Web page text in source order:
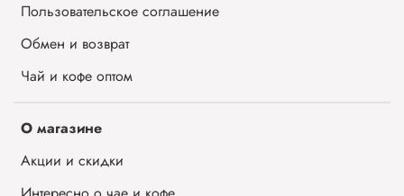
Пользовательское соглашение
Обмен и возврат
Чай и кофе оптом
О магазине
Акции и скидки